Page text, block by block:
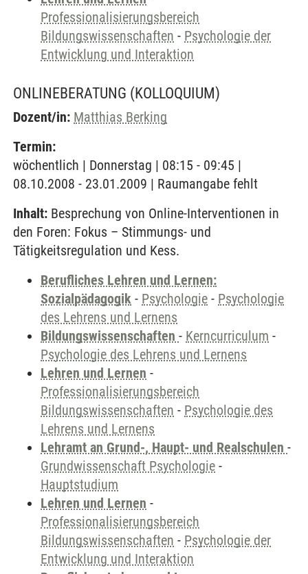
Professionalisierungsbereich
Bildungswissenschaften - Psychologie der
Entwicklung und Interaktion
ONLINEBERATUNG (KOLLOQUIUM)
Dozent/in: Matthias Berking
Termin:
wöchentlich | Donnerstag | 08:15 - 09:45 |
08.10.2008 - 23.01.2009 | Raumangabe fehlt
Inhalt: Besprechung von Online-Interventionen in
den Foren: Fokus – Stimmungs- und
Tätigkeitsregulation und Kess.
Berufliches Lehren und Lernen:
Sozialpädagogik - Psychologie - Psychologie
des Lehrens und Lernens
Bildungswissenschaften - Kerncurriculum -
Psychologie des Lehrens und Lernens
Lehren und Lernen -
Professionalisierungsbereich
Bildungswissenschaften - Psychologie des
Lehrens und Lernens
Lehramt an Grund-, Haupt- und Realschulen -
Grundwissenschaft Psychologie -
Hauptstudium
Lehren und Lernen -
Professionalisierungsbereich
Bildungswissenschaften - Psychologie der
Entwicklung und Interaktion